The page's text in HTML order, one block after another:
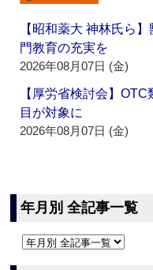
【昭和薬大 神林氏ら
門教育の充実を
2026年08月07日 (金)
【厚労省検討会】
目が対象に
2026年08月07日 (金)
年月別 全記事一覧